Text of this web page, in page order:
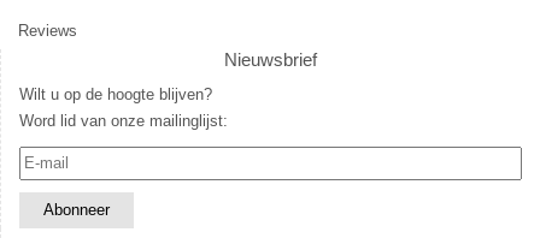
Reviews
Nieuwsbrief
Wilt u op de hoogte blijven?
Word lid van onze mailinglijst: